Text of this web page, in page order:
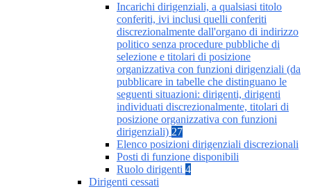
Incarichi dirigenziali, a qualsiasi titolo
conferiti, ivi inclusi quelli conferiti
discrezionalmente dall'organo di indirizzo
politico senza procedure pubbliche di
selezione e titolari di posizione
organizzativa con funzioni dirigenziali (da
pubblicare in tabelle che distinguano le
seguenti situazioni: dirigenti, dirigenti
individuati discrezionalmente, titolari di
posizione organizzativa con funzioni
dirigenziali) 27
Elenco posizioni dirigenziali discrezionali
Posti di funzione disponibili
Ruolo dirigenti 4
Dirigenti cessati